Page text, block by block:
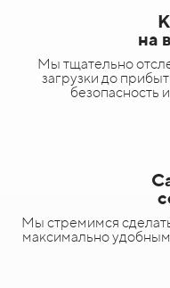
на
Мы тщательно
загрузки до
безопасность
Мы стремимся
максимально